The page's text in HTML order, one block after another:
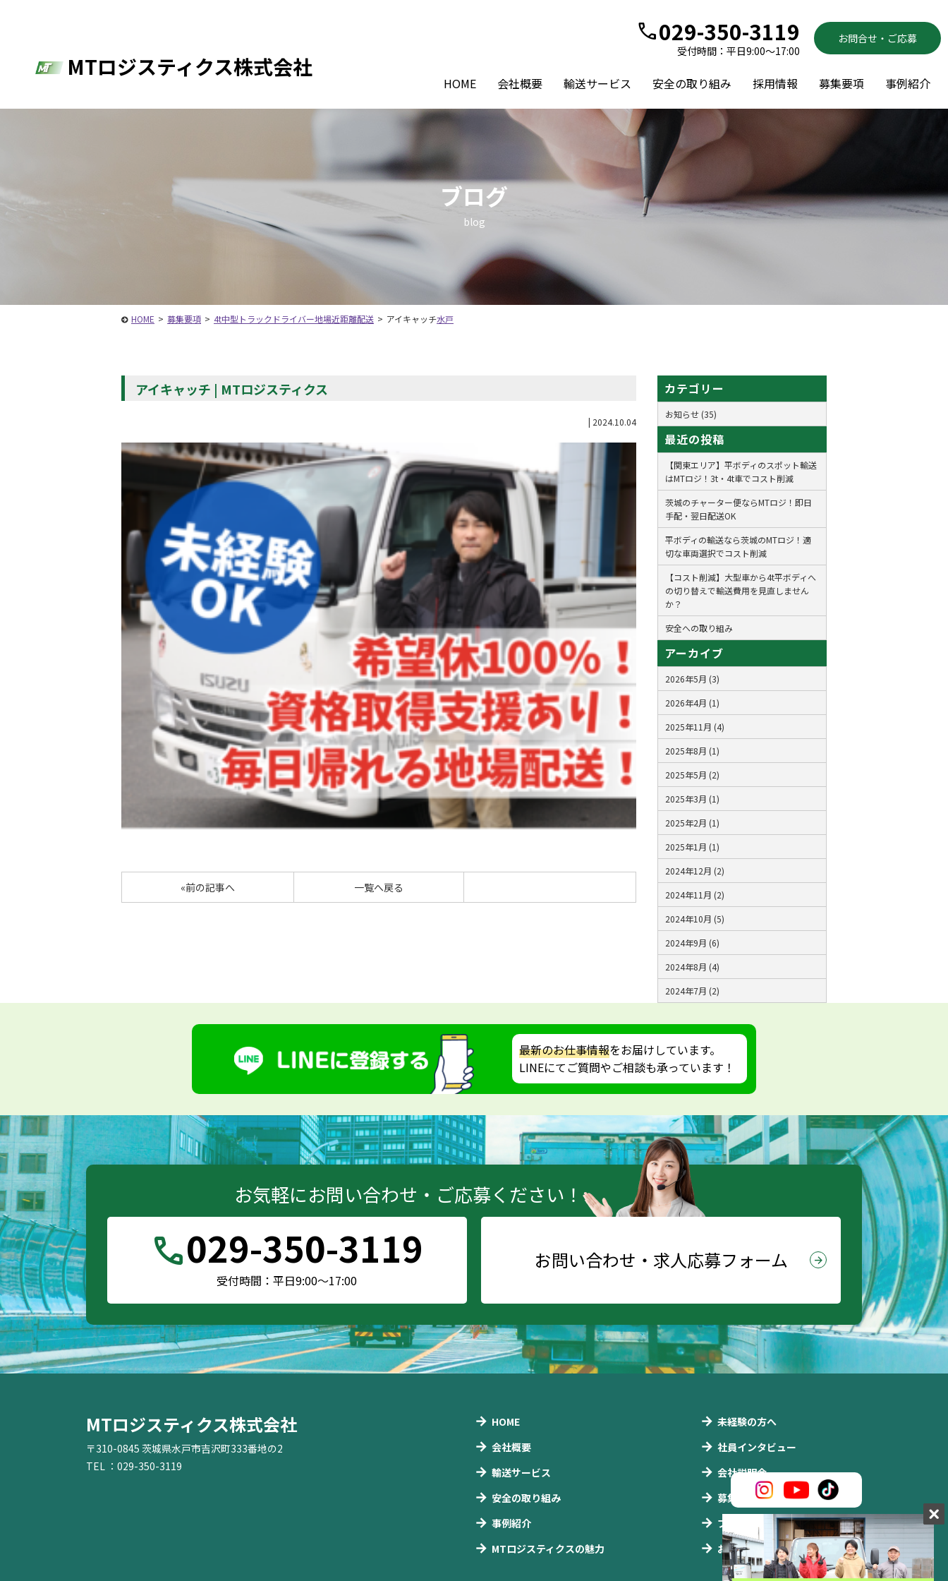
MTロジスティクス株式会社
HOME 会社概要 輸送サービス 安全の取り組み 採用情報 募集要項 事例紹介
call029-350-3119
受付時間：平日9:00～17:00
お問合せ・ご応募
ブログ
blog
HOME > 募集要項 > 水戸
4t中型トラックドライバー地場近距離配送 > アイキャッチ
アイキャッチ | MTロジスティクス
| 2024.10.04
«前の記事へ 一覧へ戻る
カテゴリー
お知らせ (35)
最近の投稿
【関東エリア】平ボディのスポット輸送
はMTロジ！3t・4t車でコスト削減
茨城のチャーター便ならMTロジ！即日
手配・翌日配送OK
平ボディの輸送なら茨城のMTロジ！適
切な車両選択でコスト削減
【コスト削減】大型車から4t平ボディへ
の切り替えで輸送費用を見直しません
か？
安全への取り組み
アーカイブ
2026年5月 (3)
2026年4月 (1)
2025年11月 (4)
2025年8月 (1)
2025年5月 (2)
2025年3月 (1)
2025年2月 (1)
2025年1月 (1)
2024年12月 (2)
2024年11月 (2)
2024年10月 (5)
2024年9月 (6)
2024年8月 (4)
2024年7月 (2)
最新のお仕事情報をお届けしています。
LINEにてご質問やご相談も承っています！
お気軽にお問い合わせ・ご応募ください！
call029-350-3119
受付時間：平日9:00～17:00
お問い合わせ・ 求人応募フォーム arrow_forward
HOME
会社概要
輸送サービス
安全の取り組み
事例紹介
MTロジスティクスの魅力
未経験の方へ
社員インタビュー
会社説明会
募集要項
ブログ
お問合せ・応募フォーム
MTロジスティクス株式会社
〒310-0845 茨城県水戸市吉沢町333番地の2
TEL ：029-350-3119